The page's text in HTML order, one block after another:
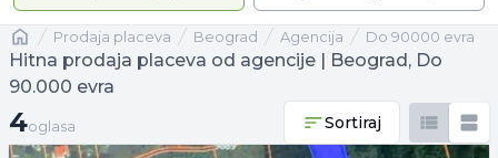
Naslovnaprodaja placeva Beograd agencija Do 90000 evra
Hitna prodaja placeva od agencije | Beograd, Do
90.000 evra
4 oglasa
4oglasa Sortiraj